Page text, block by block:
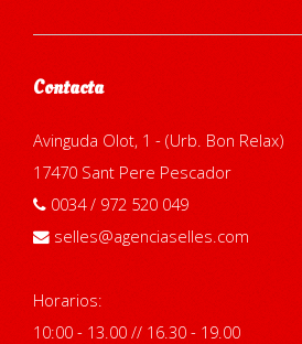
Contacta
Avinguda Olot, 1 - (Urb. Bon Relax)
17470 Sant Pere Pescador
0034 / 972 520 049
selles@agenciaselles.com
Horarios:
10:00 - 13.00 // 16.30 - 19.00